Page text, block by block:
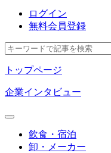
ログイン
無料会員登録
トップページ
企業インタビュー
飲食・宿泊
卸・メーカー